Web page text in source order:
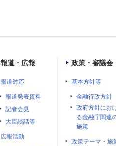
報道・広報
報道対応
報道発表資料
記者会見
大臣談話等
広報活動
政策・審議会
基本方針等
金融行政方針
政府方針にお
る金融庁関連
施策
政策テーマ・施